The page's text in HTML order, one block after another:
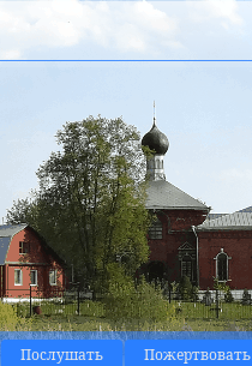
Послушать Пожертвовать